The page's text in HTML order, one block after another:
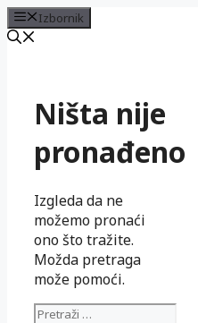
Izbornik
Ništa nije
pronađeno
Izgleda da ne
možemo pronaći
ono što tražite.
Možda pretraga
može pomoći.
Pretraži: